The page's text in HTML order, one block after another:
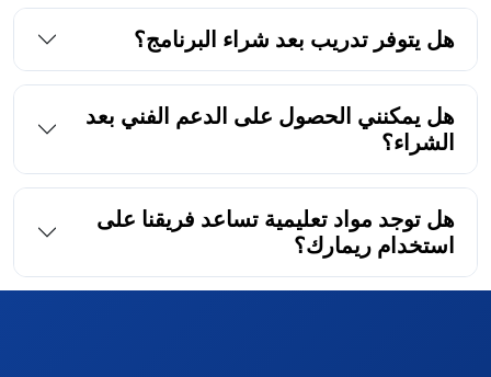
هل يتوفر تدريب بعد شراء البرنامج؟
هل يمكنني الحصول على الدعم الفني بعد
الشراء؟
هل توجد مواد تعليمية تساعد فريقنا على
استخدام ريمارك؟